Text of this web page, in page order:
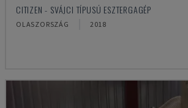
CITIZEN - SVÁJCI TÍPUSÚ ESZTERGAGÉP
OLASZORSZÁG 2018